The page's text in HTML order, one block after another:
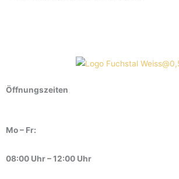
Öffnungszeiten
Mo – Fr:
08:00 Uhr – 12:00 Uhr